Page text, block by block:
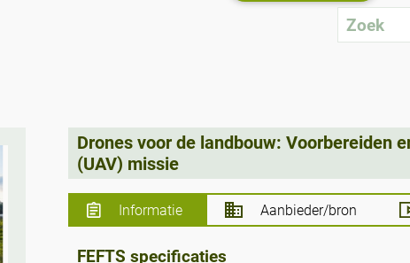
Drones voor de landbouw: Voorbereiden
(UAV) missie
Informatie Aanbieder/bron
FEFTS specificaties